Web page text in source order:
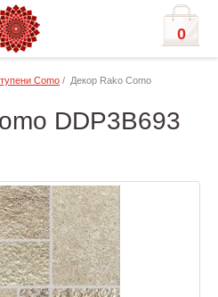
0
Como / Декор Rako Como
DDP3B693